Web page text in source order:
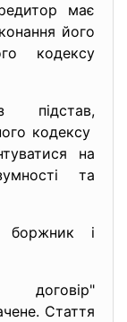
має
його
кодексу
підстав,
кодексу
на
та
боржник і
договір"
Стаття